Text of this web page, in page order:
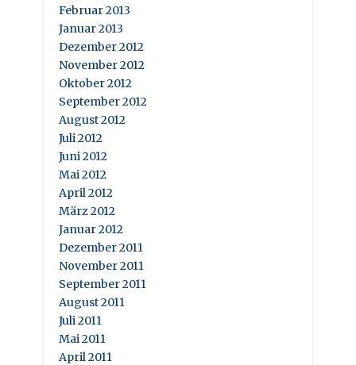
Februar 2013
Januar 2013
Dezember 2012
November 2012
Oktober 2012
September 2012
August 2012
Juli 2012
Juni 2012
Mai 2012
April 2012
März 2012
Januar 2012
Dezember 2011
November 2011
September 2011
August 2011
Juli 2011
Mai 2011
April 2011